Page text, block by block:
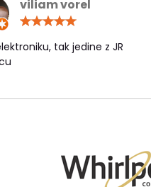
viliam vorel
/
5
tak jedine z JR